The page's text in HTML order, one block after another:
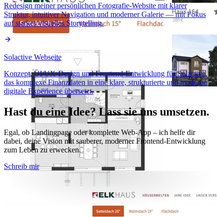
Redesign meiner persönlichen Fotografie-Website mit klarer
Struktur, intuitiver Navigation und moderner Galerie — mit Fokus
auf starkes visuelles Storytelling.
Solactive Webseite
Konzept, UI/UX-Design und Frontend-Entwicklung für Solactive,
das komplexe Finanzdaten in eine klare, strukturierte und moderne
digitale Experience übersetzt.
Hast du eine Idee? Lass sie uns umsetzen.
Egal, ob Landingpage oder komplette Web-App – ich helfe dir
dabei, deine Vision mit sauberer, moderner Frontend-Entwicklung
zum Leben zu erwecken.
Schreib mir